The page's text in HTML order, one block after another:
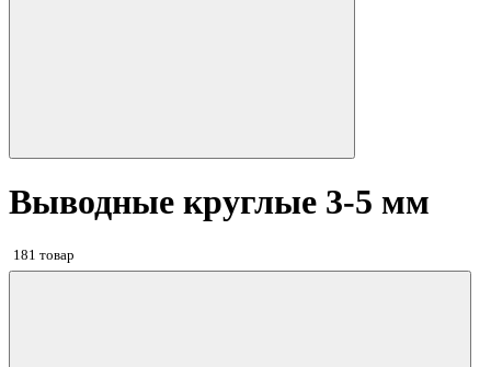
Выводные круглые 3-5 мм
181 товар